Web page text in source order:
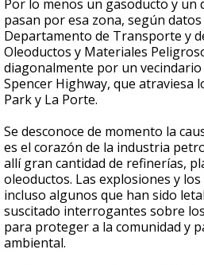
Por lo menos un gasoducto y un
pasan por esa zona, según
Departamento de Transporte y
Oleoductos y Materiales
diagonalmente por un
Spencer Highway, que atraviesa
Park y La Porte.
Se desconoce de momento la
es el corazón de la industria
allí gran cantidad de refinerías,
oleoductos. Las explosiones y
incluso algunos que han sido
suscitado interrogantes sobre
para proteger a la comunidad y
ambiental.